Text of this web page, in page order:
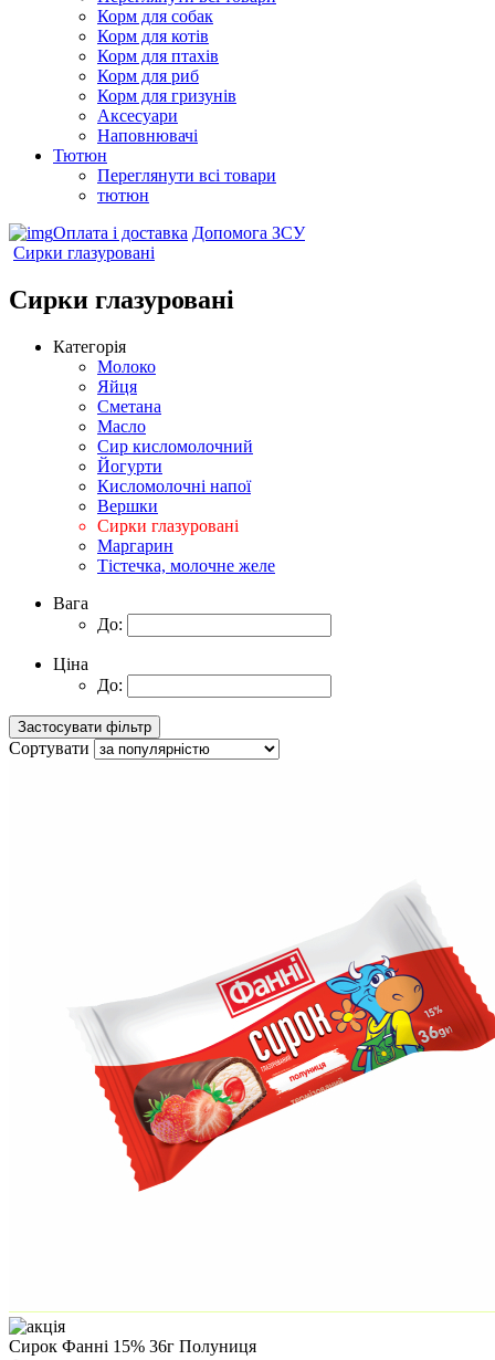
Корм для собак
Корм для котів
Корм для птахів
Корм для риб
Корм для гризунів
Аксесуари
Наповнювачі
Тютюн
Переглянути всі товари
тютюн
Оплата і доставка Допомога ЗСУ
Сирки глазуровані
Сирки глазуровані
Категорія
Молоко
Яйця
Сметана
Масло
Сир кисломолочний
Йогурти
Кисломолочні напої
Вершки
Сирки глазуровані
Маргарин
Тістечка, молочне желе
Вага
До:
Ціна
До:
Сортувати
Сирок Фанні 15% 36г Полуниця